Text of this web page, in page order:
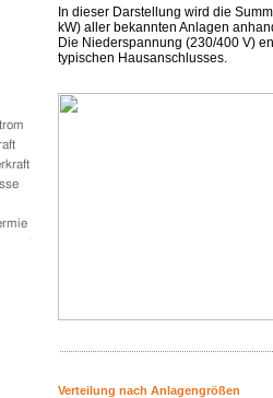
In dieser Darstellung wird die
kW) aller bekannten Anlagen
Die Niederspannung (230/400 V)
typischen Hausanschlusses.
Verteilung nach Anlagengrößen